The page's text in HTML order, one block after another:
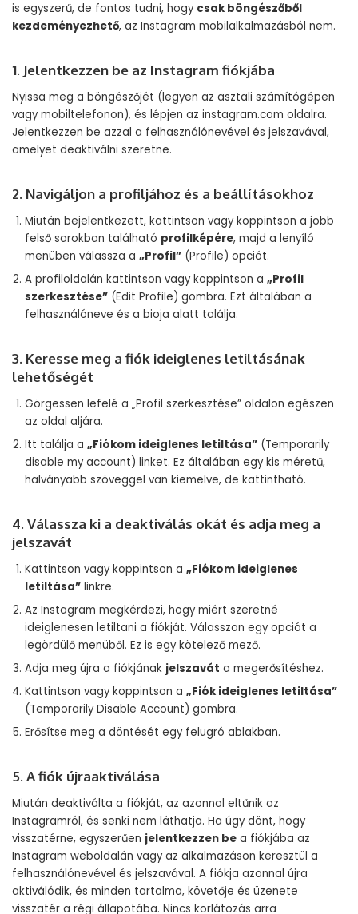
is egyszerű, de fontos tudni, hogy csak böngészőből
kezdeményezhető, az Instagram mobilalkalmazásból nem.
1. Jelentkezzen be az Instagram fiókjába
Nyissa meg a böngészőjét (legyen az asztali számítógépen
vagy mobiltelefonon), és lépjen az instagram.com oldalra.
Jelentkezzen be azzal a felhasználónevével és jelszavával,
amelyet deaktiválni szeretne.
2. Navigáljon a profiljához és a beállításokhoz
Miután bejelentkezett, kattintson vagy koppintson a jobb
felső sarokban található profilképére, majd a lenyíló
menüben válassza a „Profil” (Profile) opciót.
A profiloldalán kattintson vagy koppintson a „Profil
szerkesztése” (Edit Profile) gombra. Ezt általában a
felhasználóneve és a bioja alatt találja.
3. Keresse meg a fiók ideiglenes letiltásának
lehetőségét
Görgessen lefelé a „Profil szerkesztése” oldalon egészen
az oldal aljára.
Itt találja a „Fiókom ideiglenes letiltása” (Temporarily
disable my account) linket. Ez általában egy kis méretű,
halványabb szöveggel van kiemelve, de kattintható.
4. Válassza ki a deaktiválás okát és adja meg a
jelszavát
Kattintson vagy koppintson a „Fiókom ideiglenes
letiltása” linkre.
Az Instagram megkérdezi, hogy miért szeretné
ideiglenesen letiltani a fiókját. Válasszon egy opciót a
legördülő menüből. Ez is egy kötelező mező.
Adja meg újra a fiókjának jelszavát a megerősítéshez.
Kattintson vagy koppintson a „Fiók ideiglenes letiltása”
(Temporarily Disable Account) gombra.
Erősítse meg a döntését egy felugró ablakban.
5. A fiók újraaktiválása
Miután deaktiválta a fiókját, az azonnal eltűnik az
Instagramról, és senki nem láthatja. Ha úgy dönt, hogy
visszatérne, egyszerűen jelentkezzen be a fiókjába az
Instagram weboldalán vagy az alkalmazáson keresztül a
felhasználónevével és jelszavával. A fiókja azonnal újra
aktiválódik, és minden tartalma, követője és üzenete
visszatér a régi állapotába. Nincs korlátozás arra